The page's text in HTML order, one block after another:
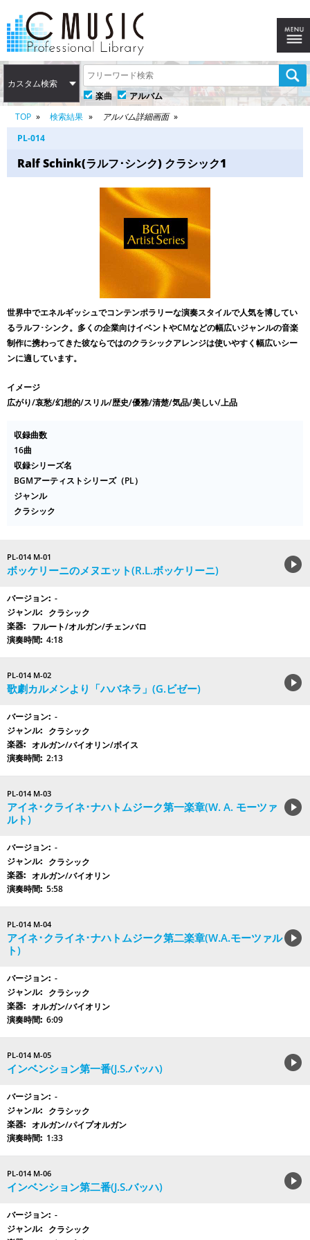
カスタム検索
楽曲
アルバム
TOP
検索結果
アルバム詳細画面
PL-014
Ralf Schink(ラルフ･シンク) クラシック1
世界中でエネルギッシュでコンテンポラリーな演奏スタイルで人気を博してい
るラルフ･シンク。多くの企業向けイベントやCMなどの幅広いジャンルの音楽
制作に携わってきた彼ならではのクラシックアレンジは使いやすく幅広いシー
ンに適しています。
イメージ
広がり/哀愁/幻想的/スリル/歴史/優雅/清楚/気品/美しい/上品
収録曲数
16曲
収録シリーズ名
BGMアーティストシリーズ（PL）
ジャンル
クラシック
PL-014 M-01
ボッケリーニのメヌエット(R.L.ボッケリーニ)
-
クラシック
フルート/オルガン/チェンバロ
4:18
PL-014 M-02
歌劇カルメンより「ハバネラ」(G.ビゼー)
-
クラシック
オルガン/バイオリン/ボイス
2:13
PL-014 M-03
アイネ･クライネ･ナハトムジーク第一楽章(W. A. モーツァ
ルト)
-
クラシック
オルガン/バイオリン
5:58
PL-014 M-04
アイネ･クライネ･ナハトムジーク第二楽章(W.A.モーツァル
ト)
-
クラシック
オルガン/バイオリン
6:09
PL-014 M-05
インベンション第一番(J.S.バッハ)
-
クラシック
オルガン/パイプオルガン
1:33
PL-014 M-06
インベンション第二番(J.S.バッハ)
-
クラシック